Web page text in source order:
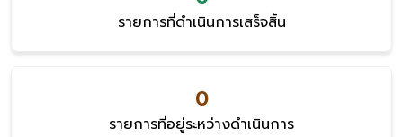
รายการที่ดำเนินการเสร็จสิ้น
0
รายการที่อยู่ระหว่างดำเนินการ